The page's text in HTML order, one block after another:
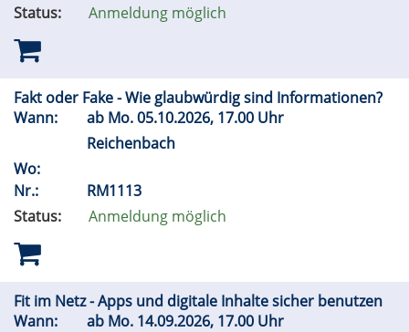
Status:
Anmeldung möglich
Fakt oder Fake - Wie glaubwürdig sind Informationen?
Wann:
ab Mo.05.10.2026, 17.00 Uhr
Reichenbach
Wo:
Nr.:
RM1113
Status:
Anmeldung möglich
Fit im Netz - Apps und digitale Inhalte sicher benutzen
Wann:
ab Mo. 14.09.2026, 17.00 Uhr